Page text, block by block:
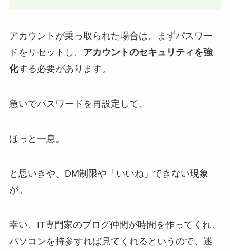
アカウントが乗っ取られた場合は、まずパスワー
ドをリセットし、 アカウントのセキュリティを強
化する必要があります。
急いでパスワードを再設定して、
ほっと一息。
と思いきや、DM制限や「いいね」できない現象
が。
幸い、IT専門家のブログ仲間が時間を作ってくれ、
パソコンを持参すれば見てくれるというので、迷